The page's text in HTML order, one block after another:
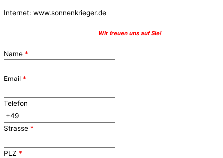
Internet: www.sonnenkrieger.de
Wir freuen uns auf Sie!
Name *
Email *
Telefon
Strasse *
PLZ *